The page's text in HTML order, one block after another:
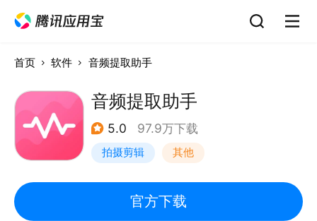
首页 软件 音频提取助手
音频提取助手
5.0 97.9万下载
拍摄剪辑 其他
官方下载